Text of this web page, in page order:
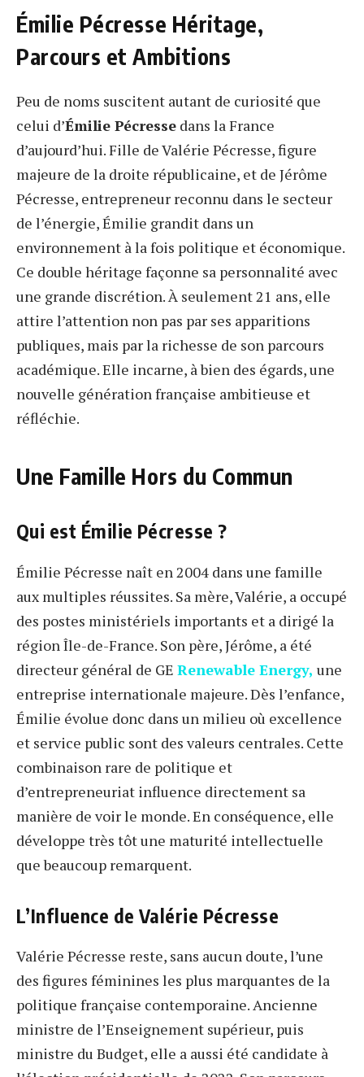
Émilie Pécresse Héritage,
Parcours et Ambitions
Peu de noms suscitent autant de curiosité que
celui d’Émilie Pécresse dans la France
d’aujourd’hui. Fille de Valérie Pécresse, figure
majeure de la droite républicaine, et de Jérôme
Pécresse, entrepreneur reconnu dans le secteur
de l’énergie, Émilie grandit dans un
environnement à la fois politique et économique.
Ce double héritage façonne sa personnalité avec
une grande discrétion. À seulement 21 ans, elle
attire l’attention non pas par ses apparitions
publiques, mais par la richesse de son parcours
académique. Elle incarne, à bien des égards, une
nouvelle génération française ambitieuse et
réfléchie.
Une Famille Hors du Commun
Qui est Émilie Pécresse ?
Émilie Pécresse naît en 2004 dans une famille
aux multiples réussites. Sa mère, Valérie, a occupé
des postes ministériels importants et a dirigé la
région Île-de-France. Son père, Jérôme, a été
directeur général de GE Renewable Energy, une
entreprise internationale majeure. Dès l’enfance,
Émilie évolue donc dans un milieu où excellence
et service public sont des valeurs centrales. Cette
combinaison rare de politique et
d’entrepreneuriat influence directement sa
manière de voir le monde. En conséquence, elle
développe très tôt une maturité intellectuelle
que beaucoup remarquent.
L’Influence de Valérie Pécresse
Valérie Pécresse reste, sans aucun doute, l’une
des figures féminines les plus marquantes de la
politique française contemporaine. Ancienne
ministre de l’Enseignement supérieur, puis
ministre du Budget, elle a aussi été candidate à